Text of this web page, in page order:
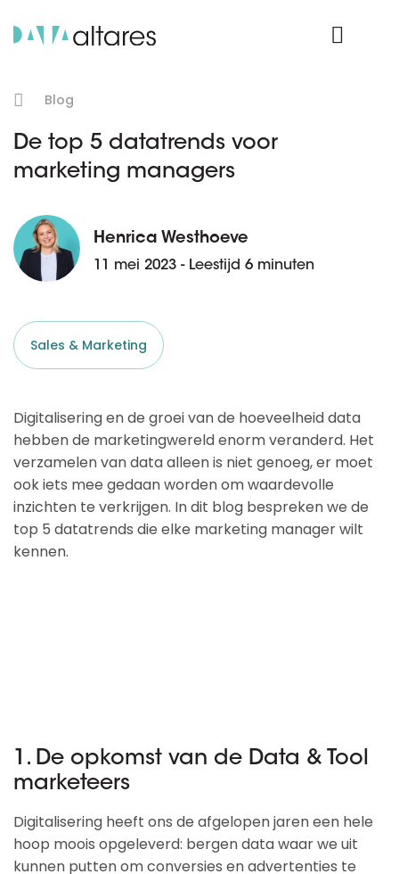
Blog
De top 5 datatrends voor
marketing managers
Henrica Westhoeve
11 mei 2023 - Leestijd 6 minuten
Sales & Marketing
Digitalisering en de groei van de hoeveelheid data
hebben de marketingwereld enorm veranderd. Het
verzamelen van data alleen is niet genoeg, er moet
ook iets mee gedaan worden om waardevolle
inzichten te verkrijgen. In dit blog bespreken we de
top 5 datatrends die elke marketing manager wilt
kennen.
1. De opkomst van de Data & Tool
marketeers
Digitalisering heeft ons de afgelopen jaren een hele
hoop moois opgeleverd: bergen data waar we uit
kunnen putten om conversies en advertenties te